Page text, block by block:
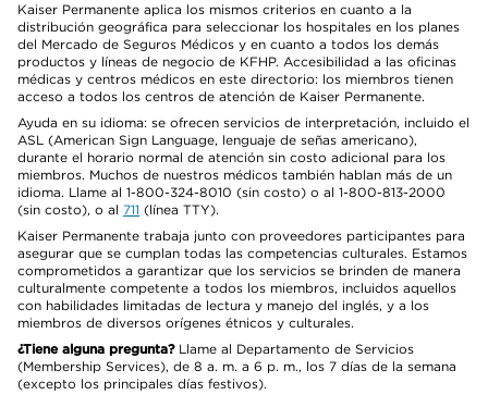
Kaiser Permanente aplica los mismos criterios en cuanto a la
distribución geográfica para seleccionar los hospitales en los planes
del Mercado de Seguros Médicos y en cuanto a todos los demás
productos y líneas de negocio de KFHP. Accesibilidad a las oficinas
médicas y centros médicos en este directorio: los miembros tienen
acceso a todos los centros de atención de Kaiser Permanente.
Ayuda en su idioma: se ofrecen servicios de interpretación, incluido el
ASL (American Sign Language, lenguaje de señas americano),
durante el horario normal de atención sin costo adicional para los
miembros. Muchos de nuestros médicos también hablan más de un
idioma. Llame al 1-800-324-8010 (sin costo) o al 1-800-813-2000
(sin costo), o al 711 (línea TTY).
Kaiser Permanente trabaja junto con proveedores participantes para
asegurar que se cumplan todas las competencias culturales. Estamos
comprometidos a garantizar que los servicios se brinden de manera
culturalmente competente a todos los miembros, incluidos aquellos
con habilidades limitadas de lectura y manejo del inglés, y a los
miembros de diversos orígenes étnicos y culturales.
¿Tiene alguna pregunta?Llame al Departamento de Servicios
(Membership Services), de 8 a. m. a 6 p. m., los 7 días de la semana
(excepto los principales días festivos).